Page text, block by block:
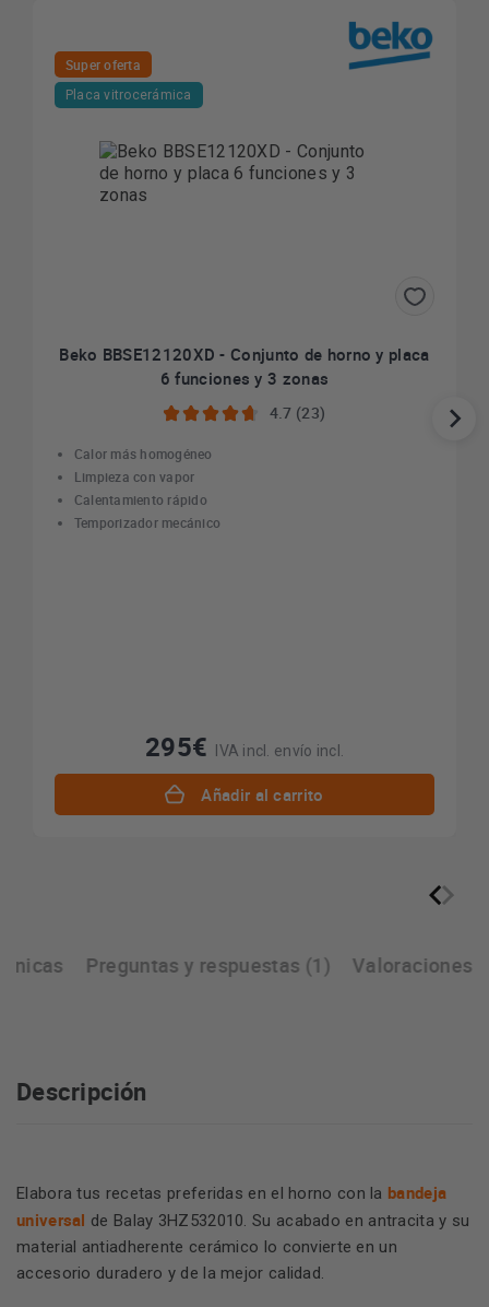
Super oferta
Placa vitrocerámica
Beko BBSE12120XD - Conjunto de horno y placa
6 funciones y 3 zonas
4.7 (23)
Calor más homogéneo
Limpieza con vapor
Calentamiento rápido
Temporizador mecánico
295€ IVA incl. envío incl.
Añadir al carrito
Preguntas y respuestas (1) Valoraciones
Descripción
Elabora tus recetas preferidas en el horno con la bandeja
universal de Balay 3HZ532010. Su acabado en antracita y su
material antiadherente cerámico lo convierte en un
accesorio duradero y de la mejor calidad.